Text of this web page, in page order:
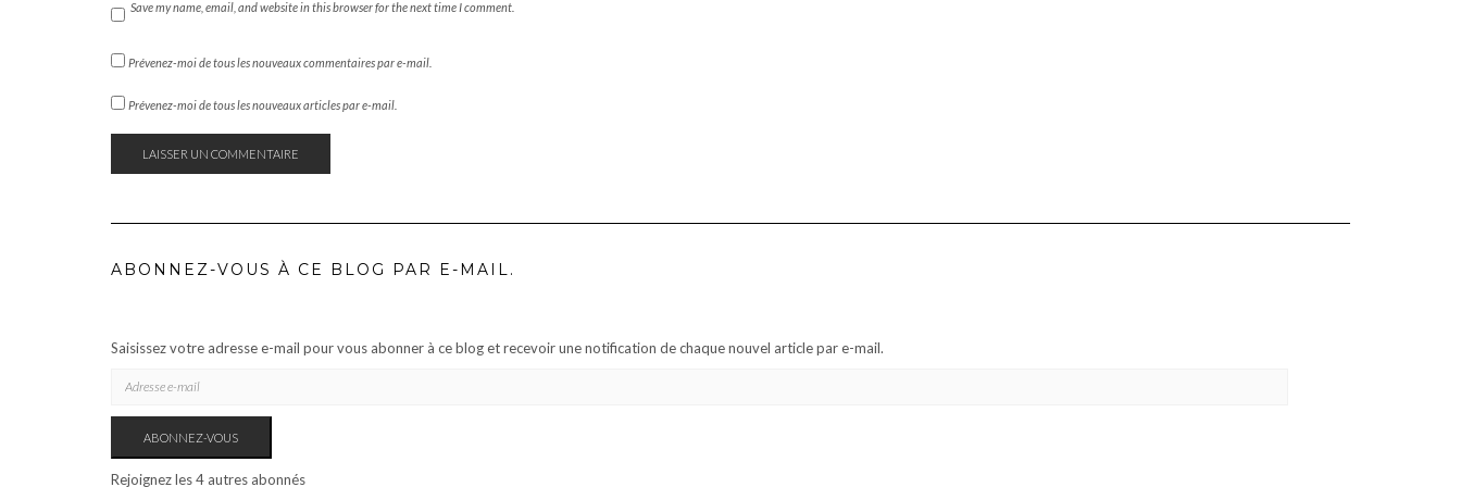
Save my name, email, and website in this browser for the next time I comment.
Prévenez-moi de tous les nouveaux commentaires par e-mail.
Prévenez-moi de tous les nouveaux articles par e-mail.
ABONNEZ-VOUS À CE BLOG PAR E-MAIL.
Saisissez votre adresse e-mail pour vous abonner à ce blog et recevoir une notification de chaque nouvel article par e-mail.
ABONNEZ-VOUS
Rejoignez les 4 autres abonnés